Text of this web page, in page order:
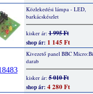
Közlekedési lámpa - LED,
barkácskészlet
kisker ár:1 995 Ft
shop ár: 1 145 Ft
Kivezető panel BBC
darab
kisker ár:5 010 Ft
shop ár: 4 280 Ft